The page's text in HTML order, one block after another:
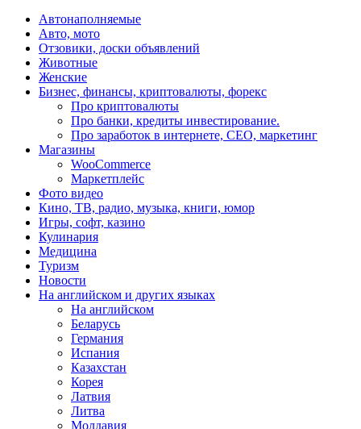
Автонаполняемые
Авто, мото
Отзовики, доски объявлений
Животные
Женские
Бизнес, финансы, криптовалюты, форекс
Про криптовалюты
Про банки, кредиты инвестирование.
Про заработок в интернете, СЕО, маркетинг
Магазины
WooCommerce
Маркетплейс
Фото видео
Кино, ТВ, радио, музыка, книги, юмор
Игры, софт, казино
Кулинария
Медицина
Туризм
Новости
На английском и других языках
На английском
Беларусь
Германия
Испания
Казахстан
Корея
Латвия
Литва
Молдавия